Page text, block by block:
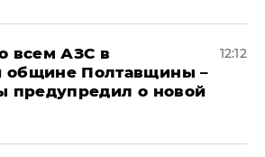
всем АЗС в
общине Полтавщины –
предупредил о новой
12:12